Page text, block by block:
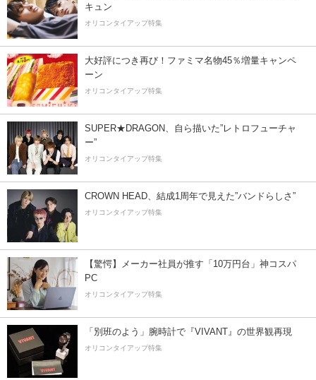
キュン
オリコンタイアップ特集
大好評につき再び！ファミマ名物45％増量キャンペ
ーン
オリコンタイアップ特集
SUPER★DRAGON、自ら描いた”レトロフューチャ
ー”
オリコンタイアップ特集
CROWN HEAD、結成1周年で見えた”バンドらしさ”
オリコンタイアップ特集
【驚愕】メーカー社員が推す「10万円台」神コスパ
PC
オリコンタイアップ特集
「別班のよう」腕時計で『VIVANT』の世界観再現
オリコンタイアップ特集